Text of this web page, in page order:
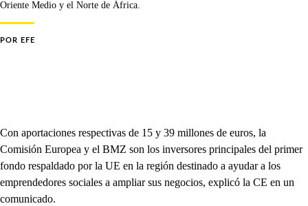
Oriente Medio y el Norte de África.
POR EFE
Con aportaciones respectivas de 15 y 39 millones de euros, la
Comisión Europea y el BMZ son los inversores principales del primer
fondo respaldado por la UE en la región destinado a ayudar a los
emprendedores sociales a ampliar sus negocios, explicó la CE en un
comunicado.